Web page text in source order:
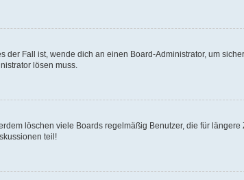
Fall ist, wende dich an einen Board-Administrator, um
lösen muss.
löschen viele Boards regelmäßig Benutzer, die für längere
teil!